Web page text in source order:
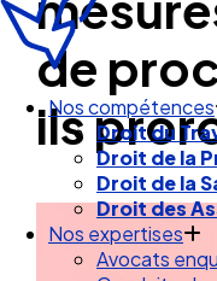
Nos compétences
Droit du
Droit de la
Droit de la
Droit des
Nos expertises
Avocats
de
ils